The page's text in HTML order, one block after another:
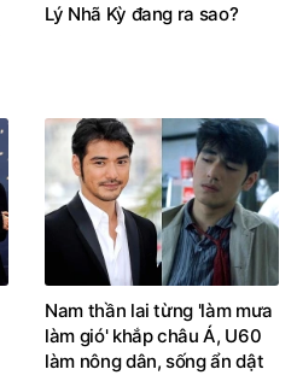
Lý Nhã Kỳ đang ra sao?
Nam thần lai từng 'làm mưa
làm gió' khắp châu Á, U60
làm nông dân, sống ẩn dật